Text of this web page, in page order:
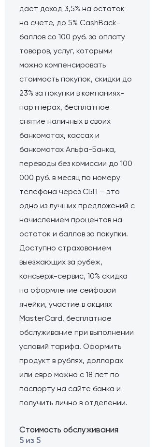
дает доход 3,5% на остаток
на счете, до 5% CashBack-
баллов со 100 руб. за оплату
товаров, услуг, которыми
можно компенсировать
стоимость покупок, скидки до
23% за покупки в компаниях-
партнерах, бесплатное
снятие наличных в своих
банкоматах, кассах и
банкоматах Альфа-Банка,
переводы без комиссии до 100
000 руб. в месяц по номеру
телефона через СБП – это
одно из лучших предложений с
начислением процентов на
остаток и баллов за покупки.
Доступно страхованием
выезжающих за рубеж,
консьерж-сервис, 10% скидка
на оформление сейфовой
ячейки, участие в акциях
MasterCard, бесплатное
обслуживание при выполнении
условий тарифа. Оформить
продукт в рублях, долларах
или евро можно с 18 лет по
паспорту на сайте банка и
получить лично в отделении.
Стоимость обслуживания
5 из 5